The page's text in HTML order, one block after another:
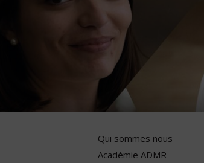
Qui sommes nous
Académie ADMR